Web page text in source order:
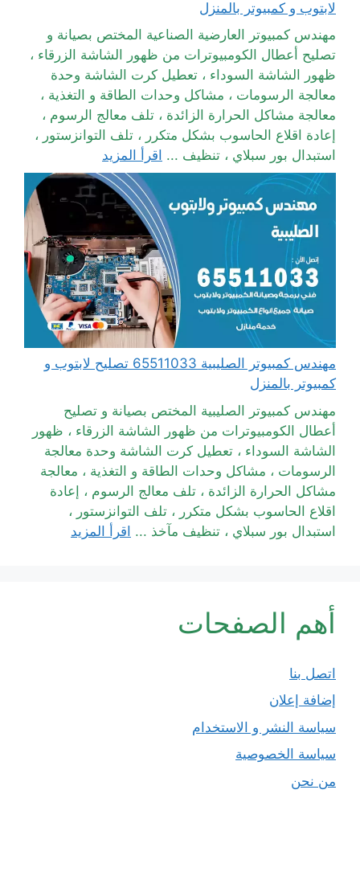
لابتوب و كمبيوتر بالمنزل
مهندس كمبيوتر العارضية الصناعية المختص بصيانة و
تصليح أعطال الكومبيوترات من ظهور الشاشة الزرقاء ،
ظهور الشاشة السوداء ، تعطيل كرت الشاشة وحدة
معالجة الرسومات ، مشاكل وحدات الطاقة و التغذية ،
معالجة مشاكل الحرارة الزائدة ، تلف معالج الرسوم ،
إعادة اقلاع الحاسوب بشكل متكرر ، تلف التوانزستور ،
استبدال بور سبلاي ، تنظيف ... اقرأ المزيد
مهندس كمبيوتر الصليبية 65511033 تصليح لابتوب و
كمبيوتر بالمنزل
مهندس كمبيوتر الصليبية المختص بصيانة و تصليح
أعطال الكومبيوترات من ظهور الشاشة الزرقاء ، ظهور
الشاشة السوداء ، تعطيل كرت الشاشة وحدة معالجة
الرسومات ، مشاكل وحدات الطاقة و التغذية ، معالجة
مشاكل الحرارة الزائدة ، تلف معالج الرسوم ، إعادة
اقلاع الحاسوب بشكل متكرر ، تلف التوانزستور ،
استبدال بور سبلاي ، تنظيف مآخذ ... اقرأ المزيد
أهم الصفحات
اتصل بنا
إضافة إعلان
سياسة النشر و الاستخدام
سياسة الخصوصية
من نحن